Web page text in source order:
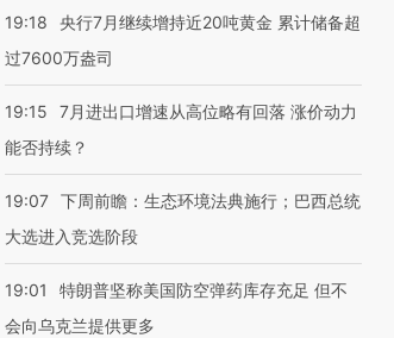
走进第四届链博
数智科技“链”接产
【特别呈现】寻找100种
【商旅对
CFO：不
19:18
央行7月继续增持近20吨黄金 累计储备超
过7600万盎司
19:15
7月进出口增速从高位略有回落 涨价动力
能否持续？
19:07 下周前瞻：生态环境法典施行；巴西总统
大选进入竞选阶段
19:01
特朗普坚称美国防空弹药库存充足 但不
会向乌克兰提供更多